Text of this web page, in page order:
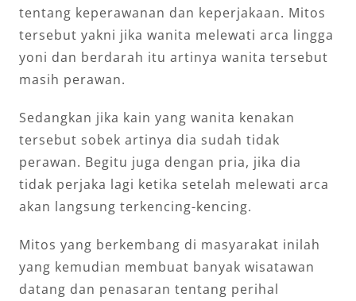
tentang keperawanan dan keperjakaan. Mitos
tersebut yakni jika wanita melewati arca lingga
yoni dan berdarah itu artinya wanita tersebut
masih perawan.
Sedangkan jika kain yang wanita kenakan
tersebut sobek artinya dia sudah tidak
perawan. Begitu juga dengan pria, jika dia
tidak perjaka lagi ketika setelah melewati arca
akan langsung terkencing-kencing.
Mitos yang berkembang di masyarakat inilah
yang kemudian membuat banyak wisatawan
datang dan penasaran tentang perihal